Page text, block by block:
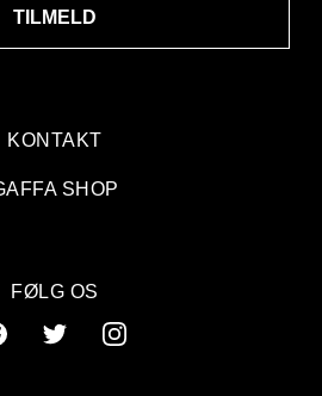
KONTAKT
SHOP
TILMELD
FØLG OS